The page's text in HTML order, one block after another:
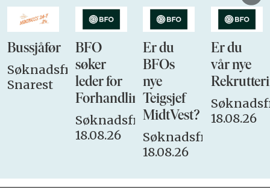
Bussjåfør
Søknadsfrist:
Snarest
BFO
søker
leder for
Forhandlingsutvalget
Søknadsfrist:
18.08.26
Er du
BFOs
nye
Teigsjef
MidtVest?
Søknadsfrist:
18.08.26
Er du
vår nye
18.08.26